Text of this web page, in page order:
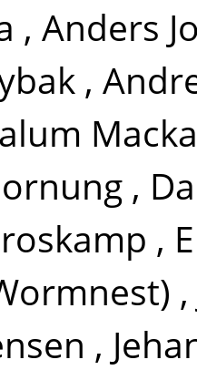
, Anders
,
,
,
,
,